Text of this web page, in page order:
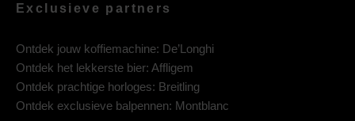
Exclusieve partners
Ontdek jouw koffiemachine: De’Longhi
Ontdek het lekkerste bier: Affligem
Ontdek prachtige horloges: Breitling
Ontdek exclusieve balpennen: Montblanc